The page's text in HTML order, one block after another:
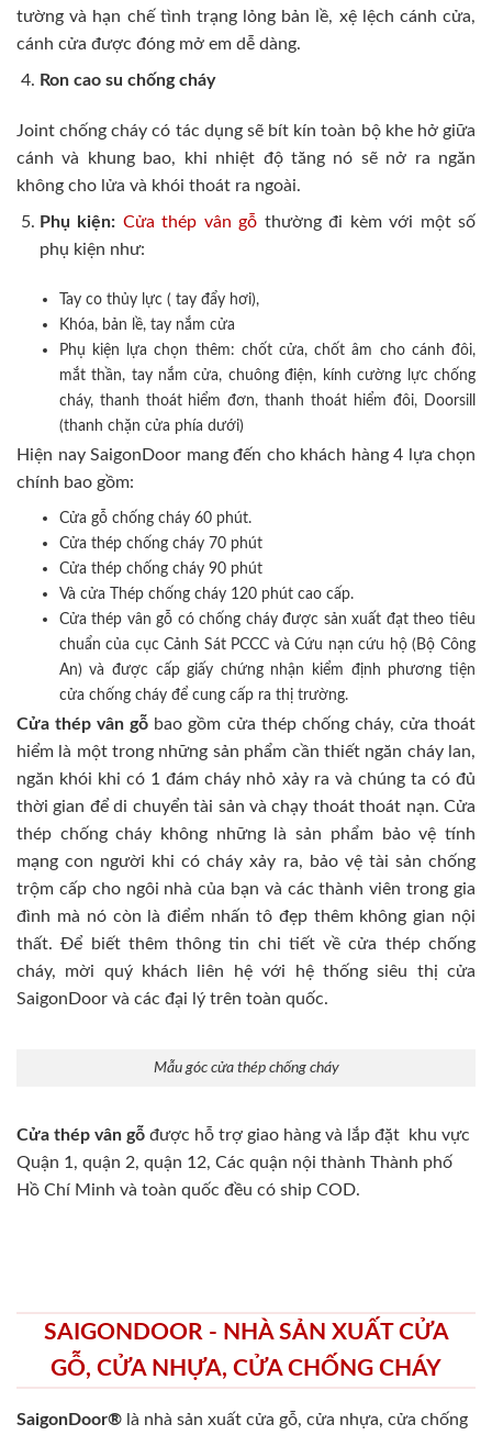
tường và hạn chế tình trạng lỏng bản lề, xệ lệch cánh cửa,
cánh cửa được đóng mở em dễ dàng.
Ron cao su chống cháy
Joint chống cháy có tác dụng sẽ bít kín toàn bộ khe hở giữa
cánh và khung bao, khi nhiệt độ tăng nó sẽ nở ra ngăn
không cho lửa và khói thoát ra ngoài.
Phụ kiện: Cửa thép vân gỗ thường đi kèm với một số
phụ kiện như:
Tay co thủy lực ( tay đẩy hơi),
Khóa, bản lề, tay nắm cửa
Phụ kiện lựa chọn thêm: chốt cửa, chốt âm cho cánh đôi,
mắt thần, tay nắm cửa, chuông điện, kính cường lực chống
cháy, thanh thoát hiểm đơn, thanh thoát hiểm đôi, Doorsill
(thanh chặn cửa phía dưới)
Hiện nay SaigonDoor mang đến cho khách hàng 4 lựa chọn
chính bao gồm:
Cửa gỗ chống cháy 60 phút.
Cửa thép chống cháy 70 phút
Cửa thép chống cháy 90 phút
Và cửa Thép chống cháy 120 phút cao cấp.
Cửa thép vân gỗ có chống cháy được sản xuất đạt theo tiêu
chuẩn của cục Cảnh Sát PCCC và Cứu nạn cứu hộ (Bộ Công
An) và được cấp giấy chứng nhận kiểm định phương tiện
cửa chống cháy để cung cấp ra thị trường.
Cửa thép vân gỗ bao gồm cửa thép chống cháy, cửa thoát
hiểm là một trong những sản phẩm cần thiết ngăn cháy lan,
ngăn khói khi có 1 đám cháy nhỏ xảy ra và chúng ta có đủ
thời gian để di chuyển tài sản và chạy thoát thoát nạn. Cửa
thép chống cháy không những là sản phẩm bảo vệ tính
mạng con người khi có cháy xảy ra, bảo vệ tài sản chống
trộm cấp cho ngôi nhà của bạn và các thành viên trong gia
đình mà nó còn là điểm nhấn tô đẹp thêm không gian nội
thất. Để biết thêm thông tin chi tiết về cửa thép chống
cháy, mời quý khách liên hệ với hệ thống siêu thị cửa
SaigonDoor và các đại lý trên toàn quốc.
Mẫu góc cửa thép chống cháy
Cửa thép vân gỗ được hỗ trợ giao hàng và lắp đặt khu vực
Quận 1, quận 2, quận 12, Các quận nội thành Thành phố
Hồ Chí Minh và toàn quốc đều có ship COD.
SAIGONDOOR - NHÀ SẢN XUẤT CỬA
GỖ, CỬA NHỰA, CỬA CHỐNG CHÁY
SaigonDoor® là nhà sản xuất cửa gỗ, cửa nhựa, cửa chống